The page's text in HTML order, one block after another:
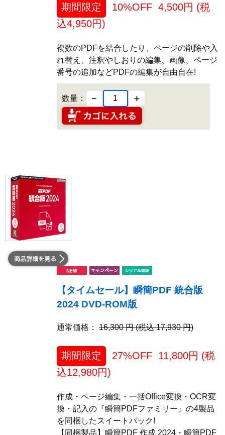
期間限定 10%OFF4,500円 (税
込4,950円)
複数のPDFを結合したり、ページの削除や入
れ替え、注釈やしおりの編集、画像、ページ
番号の追加などPDFの編集が自由自在!
数量： − ＋
【タイムセール】瞬簡PDF 統合版
2024 DVD-ROM版
通常価格：16,300 円 (税込 17,930 円)
期間限定 27%OFF 11,800円 (税
込12,980円)
作成・ページ編集・一括Office変換・OCR変
換・記入の『瞬簡PDFファミリー』の4製品
を同梱したスイートパック!
【同梱製品】瞬簡PDF 作成 2024・瞬簡PDF